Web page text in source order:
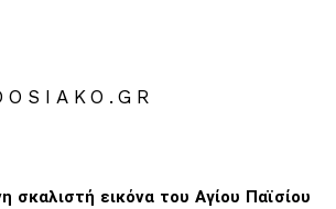
σκαλιστή εικόνα του Αγίου Παϊσίου